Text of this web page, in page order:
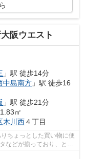
阪ウエスト
」駅 徒歩14分
中島南方 」駅 徒歩16
」駅 徒歩21分
㎡
木川西４丁目
ちょっとした買い物に便
などが揃っており、とて